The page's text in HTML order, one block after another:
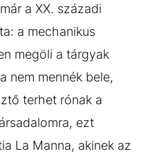
a XX. századi
a mechanikus
megöli a tárgyak
nem mennék bele,
terhet rónak a
ezt
La Manna, akinek az